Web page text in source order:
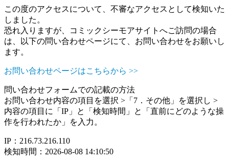
この度のアクセスについて、不審なアクセスとして検知いた
しました。
恐れ入りますが、コミックシーモアサイトへご訪問の場合
は、以下の問い合わせページにて、お問い合わせをお願いし
ます。
お問い合わせページはこちらから >>
問い合わせフォームでの記載の方法
お問い合わせ内容の項目を選択 >「7．その他」を選択し >
内容の項目に「IP」と「検知時間」と「直前にどのような操
作を行われたか」を入力。
IP：216.73.216.110
検知時間：2026-08-08 14:10:50